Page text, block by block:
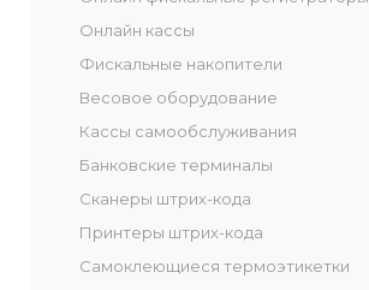
Онлайн кассы
Фискальные накопители
Весовое оборудование
Кассы самообслуживания
Банковские терминалы
Сканеры штрих-кода
Принтеры штрих-кода
Самоклеющиеся термоэтикетки